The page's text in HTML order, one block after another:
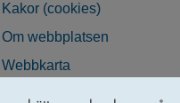
Kakor (cookies)
Om webbplatsen
Webbkarta